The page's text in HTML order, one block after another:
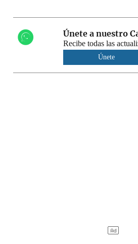
Únete a nuestro
Recibe todas las
Únete